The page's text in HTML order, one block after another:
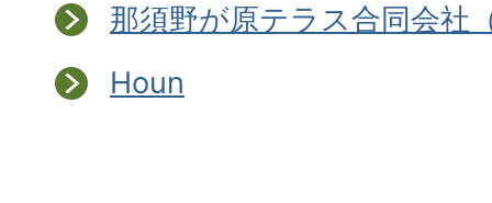
那須野が原テラス合同会社
Houn